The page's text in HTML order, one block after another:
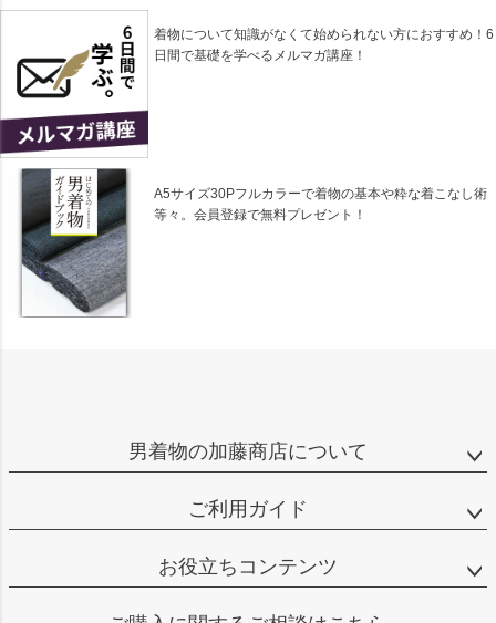
着物について知識がなくて始められない方におすすめ！6
日間で基礎を学べるメルマガ講座！
A5サイズ30Pフルカラーで着物の基本や粋な着こなし術
等々。会員登録で無料プレゼント！
男着物の加藤商店について
ご利用ガイド
お役立ちコンテンツ